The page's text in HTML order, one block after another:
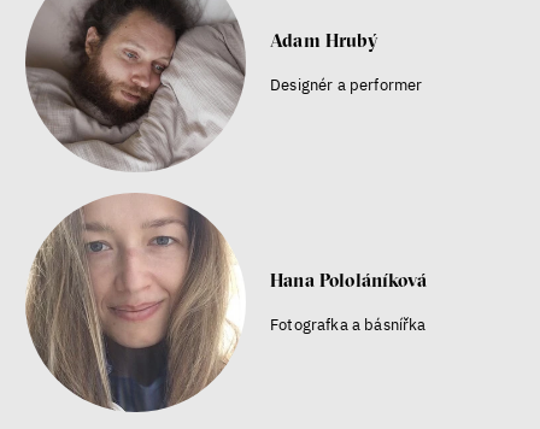
Adam Hrubý
Designér a performer
Hana Pololáníková
Fotografka a básnířka